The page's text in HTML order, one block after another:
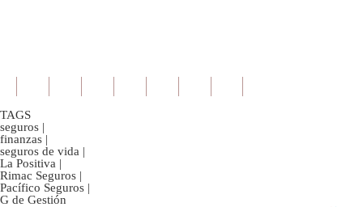
TAGS
seguros |
finanzas |
seguros de vida |
La Positiva |
Rimac Seguros |
Pacífico Seguros |
G de Gestión